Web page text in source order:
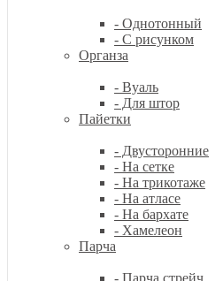
- Однотонный
- С рисунком
Органза
- Вуаль
- Для штор
Пайетки
- Двусторонние
- На сетке
- На трикотаже
- На атласе
- На бархате
- Хамелеон
Парча
- Парча стрейч